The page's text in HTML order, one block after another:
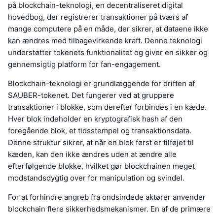
på blockchain-teknologi, en decentraliseret digital
hovedbog, der registrerer transaktioner på tværs af
mange computere på en måde, der sikrer, at dataene ikke
kan ændres med tilbagevirkende kraft. Denne teknologi
understøtter tokenets funktionalitet og giver en sikker og
gennemsigtig platform for fan-engagement.
Blockchain-teknologi er grundlæggende for driften af
SAUBER-tokenet. Det fungerer ved at gruppere
transaktioner i blokke, som derefter forbindes i en kæde.
Hver blok indeholder en kryptografisk hash af den
foregående blok, et tidsstempel og transaktionsdata.
Denne struktur sikrer, at når en blok først er tilføjet til
kæden, kan den ikke ændres uden at ændre alle
efterfølgende blokke, hvilket gør blockchainen meget
modstandsdygtig over for manipulation og svindel.
For at forhindre angreb fra ondsindede aktører anvender
blockchain flere sikkerhedsmekanismer. En af de primære